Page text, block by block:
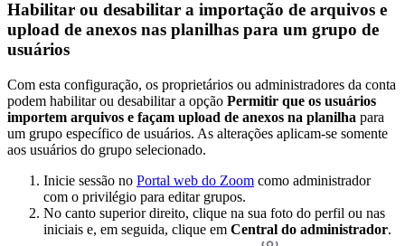
Habilitar ou desabilitar a importação de arquivos e
upload de anexos nas planilhas para um grupo de
usuários
Com esta configuração, os proprietários ou administradores da conta
podem habilitar ou desabilitar a opção Permitir que os usuários
importem arquivos e façam upload de anexos na planilha para
um grupo específico de usuários. As alterações aplicam-se somente
aos usuários do grupo selecionado.
Inicie sessão no Portal web do Zoom como administrador
com o privilégio para editar grupos.
No canto superior direito, clique na sua foto do perfil ou nas
iniciais e, em seguida, clique em Central do administrador.